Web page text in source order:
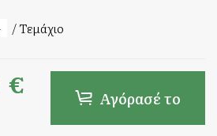
/ Τεμάχιο
€ Αγόρασέ το